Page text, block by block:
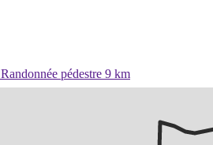
Randonnée pédestre 9 km